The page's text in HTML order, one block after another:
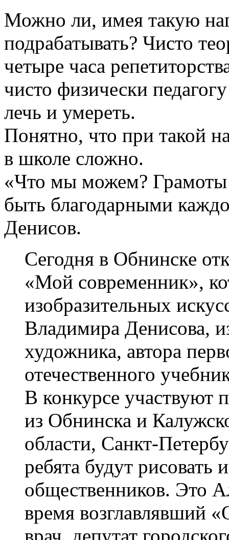
Можно ли, имея такую
подрабатывать? Чисто
четыре часа
чисто физически
лечь и умереть.
Понятно, что при такой
в школе сложно.
«Что мы можем? Грамоты
быть благодарными
Денисов.
Сегодня в Обнинске
«Мой современник»,
изобразительных
Владимира Денисова,
художника, автора
отечественного
В конкурсе участвуют
из Обнинска и
области, Санкт-
ребята будут рисовать
общественников. Это
время возглавлявший
врач, депутат